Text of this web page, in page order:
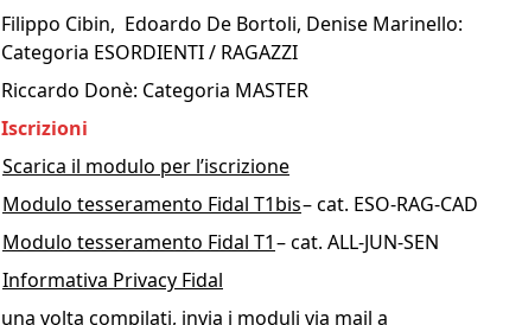
Filippo Cibin, Edoardo De Bortoli, Denise Marinello:
Categoria ESORDIENTI / RAGAZZI
Riccardo Donè: Categoria MASTER
Iscrizioni
Scarica il modulo per l’iscrizione
Modulo tesseramento Fidal T1bis– cat. ESO-RAG-CAD
Modulo tesseramento Fidal T1– cat. ALL-JUN-SEN
Informativa Privacy Fidal
una volta compilati, invia i moduli via mail a